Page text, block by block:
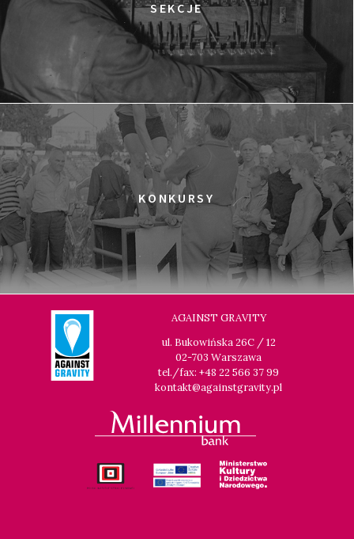
SEKCJE
KONKURSY
AGAINST GRAVITY
ul. Bukowińska 26C / 12
02-703 Warszawa
tel./fax: +48 22 566 37 99
kontakt@againstgravity.pl